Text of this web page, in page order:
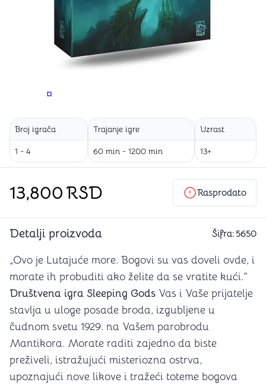
PROMENITE UGAO GLEDANJA
Broj igrača
1 - 4
Trajanje igre
60 min - 1200 min
Uzrast
13+
13,800RSD Rasprodato
Detalji proizvoda Šifra: 5650
„Ovo je Lutajuće more. Bogovi su vas doveli ovde, i
morate ih probuditi ako želite da se vratite kući.”
Društvena igra Sleeping Gods Vas i Vaše prijatelje
stavlja u uloge posade broda, izgubljene u
čudnom svetu 1929. na Vašem parobrodu
Mantikora. Morate raditi zajedno da biste
preživeli, istražujući misteriozna ostrva,
upoznajući nove likove i tražeći toteme bogova